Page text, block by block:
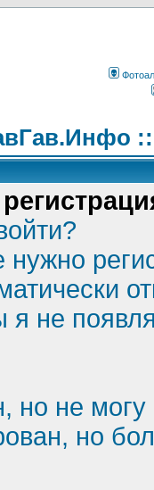
я не
но не могу
но